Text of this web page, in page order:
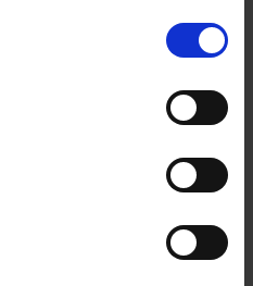
weiterhin nutzen.
wheel bearings. They